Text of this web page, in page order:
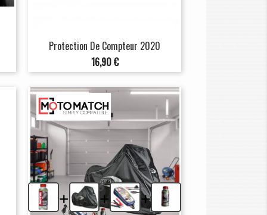
Protection De Compteur 2020
Prix
16,90 €
+ + +